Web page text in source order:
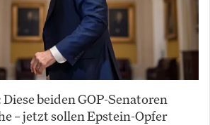
beiden GOP-Senatoren
– jetzt sollen Epstein-Opfer